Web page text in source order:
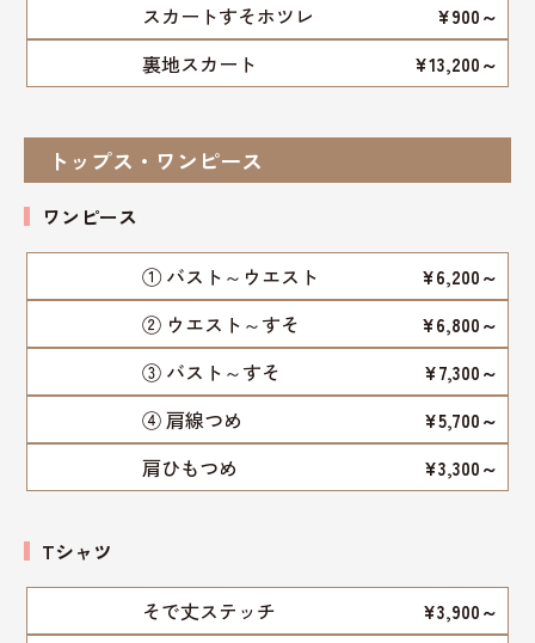
スカートすそホツレ ¥900～
裏地スカート ¥13,200～
トップス・ワンピース
ワンピース
① バスト～ウエスト ¥6,200～
② ウエスト～すそ ¥6,800～
③ バスト～すそ ¥7,300～
④ 肩線つめ ¥5,700～
肩ひもつめ ¥3,300～
Tシャツ
そで丈ステッチ ¥3,900～